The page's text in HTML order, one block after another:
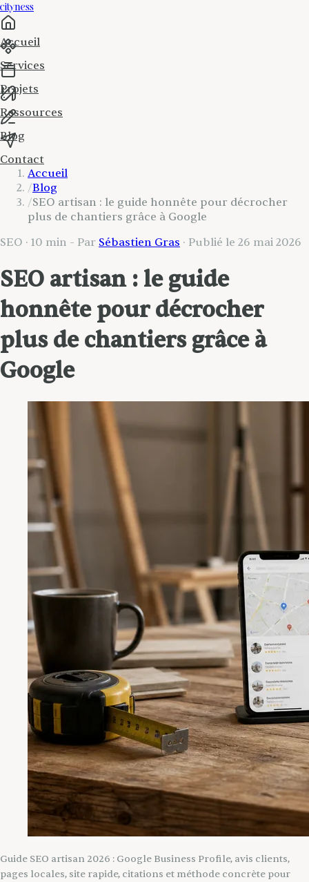
cityness
Accueil
Services
Projets
Ressources
Blog
Contact
Accueil
/Blog
/SEO artisan : le guide honnête pour décrocher
plus de chantiers grâce à Google
SEO · 10 min - Par Sébastien Gras · Publié le 26 mai 2026
SEO artisan : le guide
honnête pour décrocher
plus de chantiers grâce à
Google
Guide SEO artisan 2026 : Google Business Profile, avis clients,
pages locales, site rapide, citations et méthode concrète pour